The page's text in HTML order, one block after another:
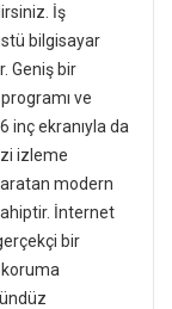
İş
bilgisayar
Geniş bir
ve
inç ekranıyla da
izleme
modern
İnternet
bir
koruma